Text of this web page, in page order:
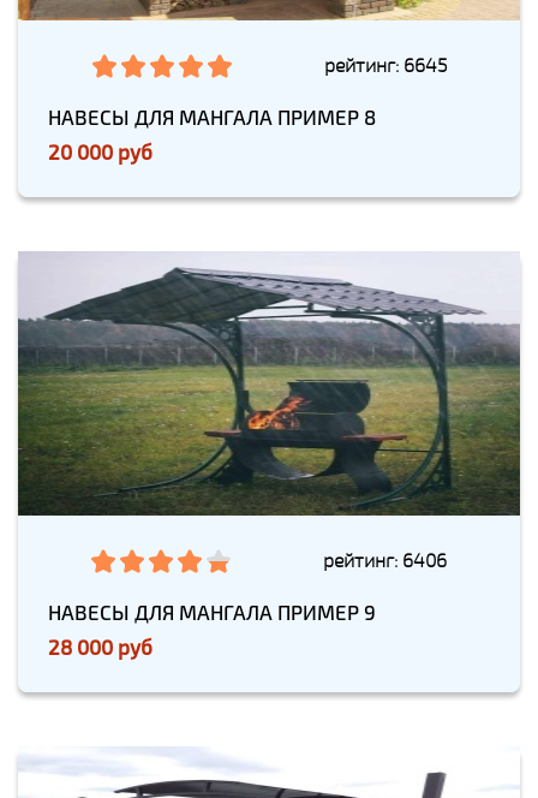
рейтинг: 6645
НАВЕСЫ ДЛЯ МАНГАЛА ПРИМЕР 8
20 000 руб
рейтинг: 6406
НАВЕСЫ ДЛЯ МАНГАЛА ПРИМЕР 9
28 000 руб